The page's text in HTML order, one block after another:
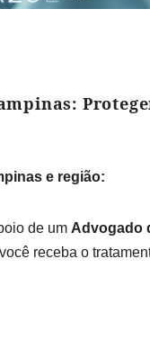
e região:
de um Advogado
receba o